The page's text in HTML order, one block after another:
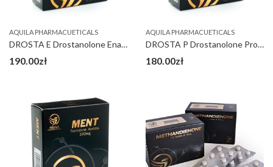
AQUILA PHARMACUETICALS
DROSTA E Drostanolone Enanthate 200 mg
190.00zł
AQUILA PHARMACUETICALS
DROSTA P Drostanolone Propionate 150 mg
180.00zł